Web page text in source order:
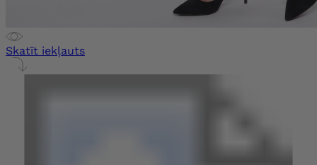
Skatīt iekļauts